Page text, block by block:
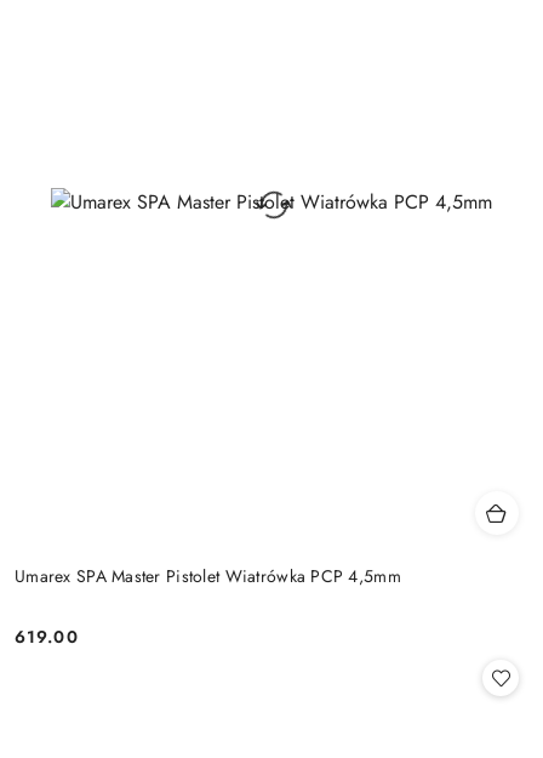
Umarex SPA Master Pistolet Wiatrówka PCP 4,5mm
Cena:
619.00